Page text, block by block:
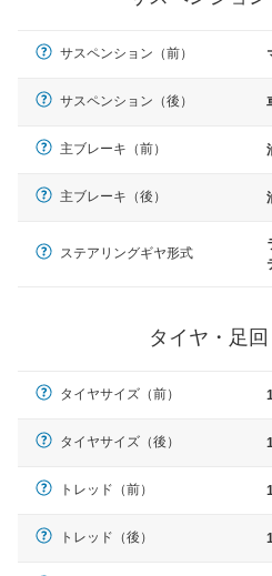
サスペンション（前）
サスペンション（後）
主ブレーキ（前）
主ブレーキ（後）
ステアリングギヤ形式
タイヤ・足
タイヤサイズ（前）
タイヤサイズ（後）
トレッド（前）
トレッド（後）